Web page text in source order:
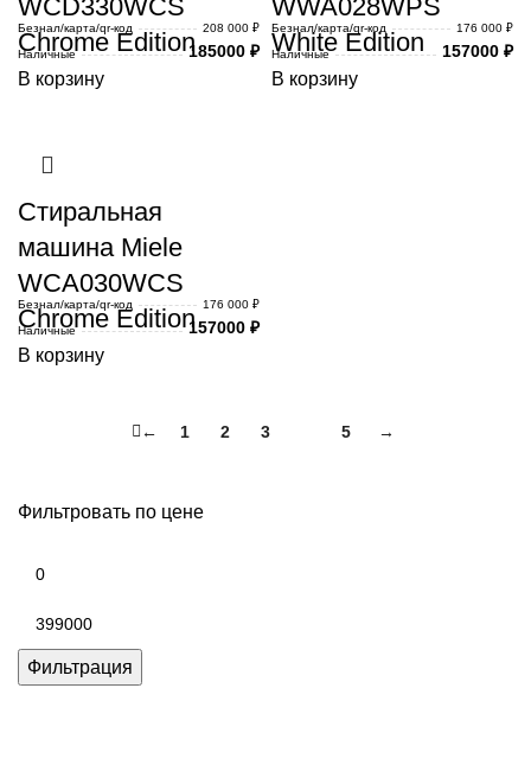
Фильтровать по цене
Фильтрация
WCD330WCS
Chrome Edition
Безнал/карта/qr-код
208 000 ₽
Наличные
185000 ₽
В корзину
WWA028WPS
White Edition
Безнал/карта/qr-код
176 000 ₽
Наличные
157000 ₽
В корзину
Стиральная
машина Miele
WCA030WCS
Chrome Edition
Безнал/карта/qr-код
176 000 ₽
Наличные
157000 ₽
В корзину
← 1 2 3 5 →